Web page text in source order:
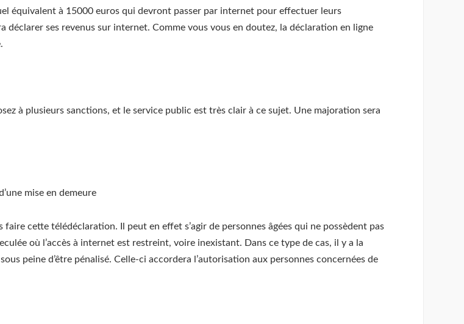
équivalent à 15000 euros qui devront passer par internet pour effectuer leurs
déclarer ses revenus sur internet. Comme vous vous en doutez, la déclaration en ligne
à plusieurs sanctions, et le service public est très clair à ce sujet. Une majoration sera
mise en demeure
cette télédéclaration. Il peut en effet s’agir de personnes âgées qui ne possèdent pas
où l’accès à internet est restreint, voire inexistant. Dans ce type de cas, il y a la
peine d’être pénalisé. Celle-ci accordera l’autorisation aux personnes concernées de